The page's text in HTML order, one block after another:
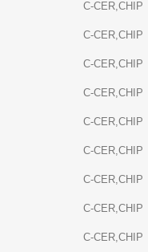
C-CER,CHIP
C-CER,CHIP
C-CER,CHIP
C-CER,CHIP
C-CER,CHIP
C-CER,CHIP
C-CER,CHIP
C-CER,CHIP
C-CER,CHIP